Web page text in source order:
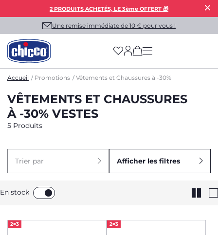
2 PRODUITS ACHETÉS, LE 3ème OFFERT 🎁
Une remise immédiate de 10 € pour vous !
(has more options
Accueil Promotions Vêtements et Chaussures à -30%
VÊTEMENTS ET CHAUSSURES
À -30% VESTES
5 Produits
Trier par Afficher les filtres
En stock
2=3 2=3